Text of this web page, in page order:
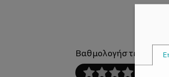
Βαθμολογήστε αυτό